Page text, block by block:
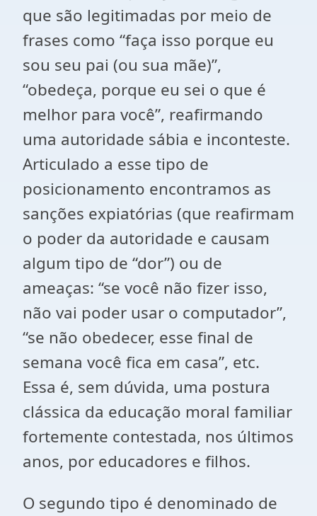
que são legitimadas por meio de
frases como “faça isso porque eu
sou seu pai (ou sua mãe)”,
“obedeça, porque eu sei o que é
melhor para você”, reafirmando
uma autoridade sábia e inconteste.
Articulado a esse tipo de
posicionamento encontramos as
sanções expiatórias (que reafirmam
o poder da autoridade e causam
algum tipo de “dor”) ou de
ameaças: “se você não fizer isso,
não vai poder usar o computador”,
“se não obedecer, esse final de
semana você fica em casa”, etc.
Essa é, sem dúvida, uma postura
clássica da educação moral familiar
fortemente contestada, nos últimos
anos, por educadores e filhos.
O segundo tipo é denominado de